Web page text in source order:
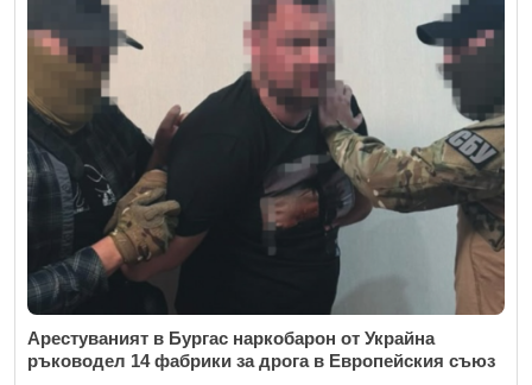
Арестуваният в Бургас наркобарон от Украйна
ръководел 14 фабрики за дрога в Европейския съюз